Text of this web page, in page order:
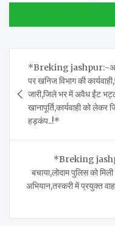
navigation
*Breking jashpur:-अवैध
पर खनिज विभाग की
जारी,जिले भर में अवैध ईंट भट्ठों
खानापूर्ति,कार्यवाही को
हड़कंप..!*
*Breking
बचाया,लोदाम पुलिस को
अभियान,तस्करी में प्रयुक्त